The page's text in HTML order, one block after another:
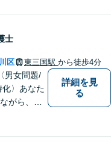
士
区 東三国駅 から徒歩4分
男女問題/
〉あなた
がら、明
詳細を見
る